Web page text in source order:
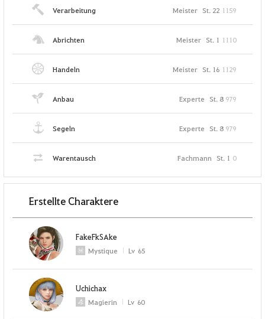
Verarbeitung Meister St. 22 1159
Abrichten Meister St. 1 1110
Handeln Meister St. 16 1129
Anbau Experte St. 8 979
Segeln Experte St. 8 979
Warentausch Fachmann St. 1 0
Erstellte Charaktere
FakeFkSAke
Mystique Lv 65
Uchichax
Magierin Lv 60